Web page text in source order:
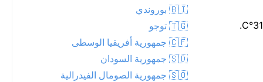
🇧🇮 بوروندي
🇹🇬 توجو
🇨🇫 جمهورية أفريقيا الوسطى
🇸🇩 جمهورية السودان
🇸🇴 جمهورية الصومال الفيدرالية